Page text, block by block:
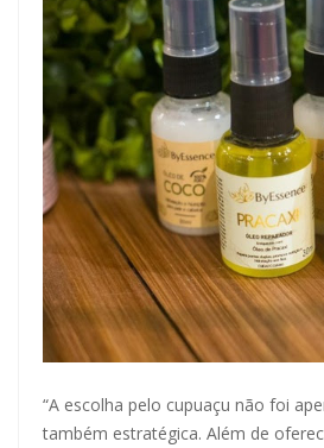
“A escolha pelo cupuaçu não foi
também estratégica. Além de